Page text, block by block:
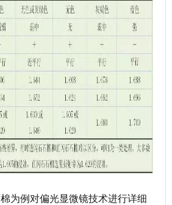
为例对偏光显微镜技术进行详细